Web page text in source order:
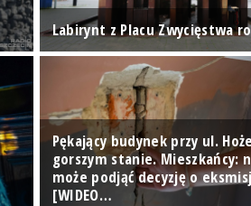
Labirynt z Placu Zwycięstwa
Pękający budynek przy ul.
gorszym stanie. Mieszkańcy:
może podjąć decyzję o
[WIDEO…